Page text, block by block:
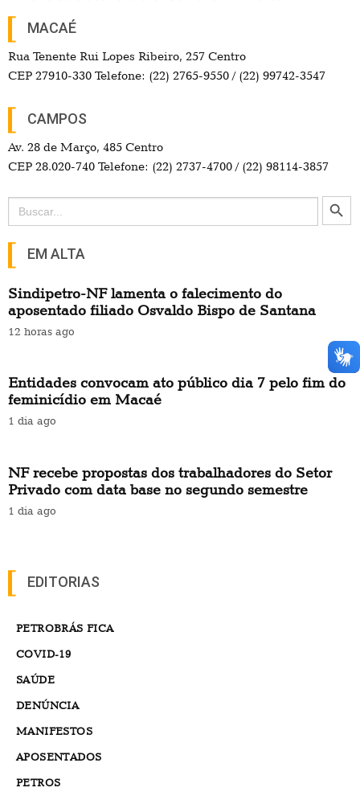
MACAÉ
Rua Tenente Rui Lopes Ribeiro, 257 Centro
CEP 27910-330 Telefone: (22) 2765-9550 / (22) 99742-3547
CAMPOS
Av. 28 de Março, 485 Centro
CEP 28.020-740 Telefone: (22) 2737-4700 / (22) 98114-3857
Search
for:
Search Button
EM ALTA
Sindipetro-NF lamenta o falecimento do
aposentado filiado Osvaldo Bispo de Santana
12 horas ago
Entidades convocam ato público dia 7 pelo fim do
feminicídio em Macaé
1 dia ago
NF recebe propostas dos trabalhadores do Setor
Privado com data base no segundo semestre
1 dia ago
EDITORIAS
PETROBRÁS FICA
COVID-19
SAÚDE
DENÚNCIA
MANIFESTOS
APOSENTADOS
PETROS